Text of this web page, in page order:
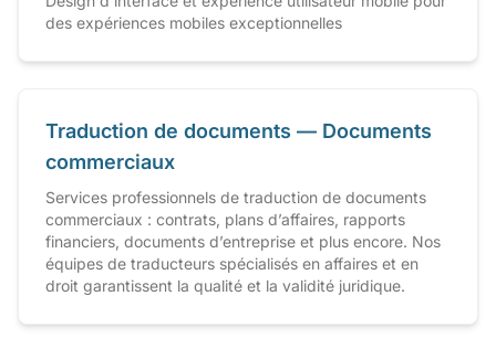
des expériences mobiles exceptionnelles
Traduction de documents — Documents
commerciaux
Services professionnels de traduction de documents
commerciaux : contrats, plans d’affaires, rapports
financiers, documents d’entreprise et plus encore. Nos
équipes de traducteurs spécialisés en affaires et en
droit garantissent la qualité et la validité juridique.